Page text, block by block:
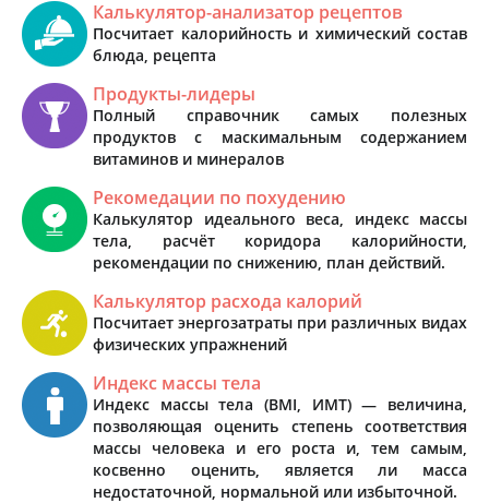
Калькулятор-анализатор рецептов
Посчитает калорийность и химический состав
блюда, рецепта
Продукты-лидеры
Полный справочник самых полезных
продуктов с маскимальным содержанием
витаминов и минералов
Рекомедации по похудению
Калькулятор идеального веса, индекс массы
тела, расчёт коридора калорийности,
рекомендации по снижению, план действий.
Калькулятор расхода калорий
Посчитает энергозатраты при различных видах
физических упражнений
Индекс массы тела
Индекс массы тела (BMI, ИМТ) — величина,
позволяющая оценить степень соответствия
массы человека и его роста и, тем самым,
косвенно оценить, является ли масса
недостаточной, нормальной или избыточной.